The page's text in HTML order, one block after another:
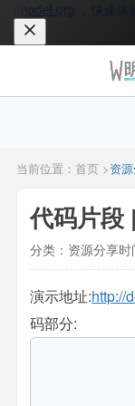
，快速体验
当前位置：首页 >资
代码片段
分类：资源分享
演示地址:http://
码部分: